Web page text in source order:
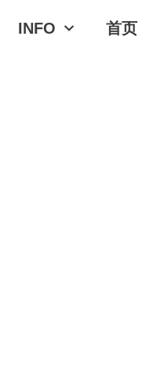
INFO 首页